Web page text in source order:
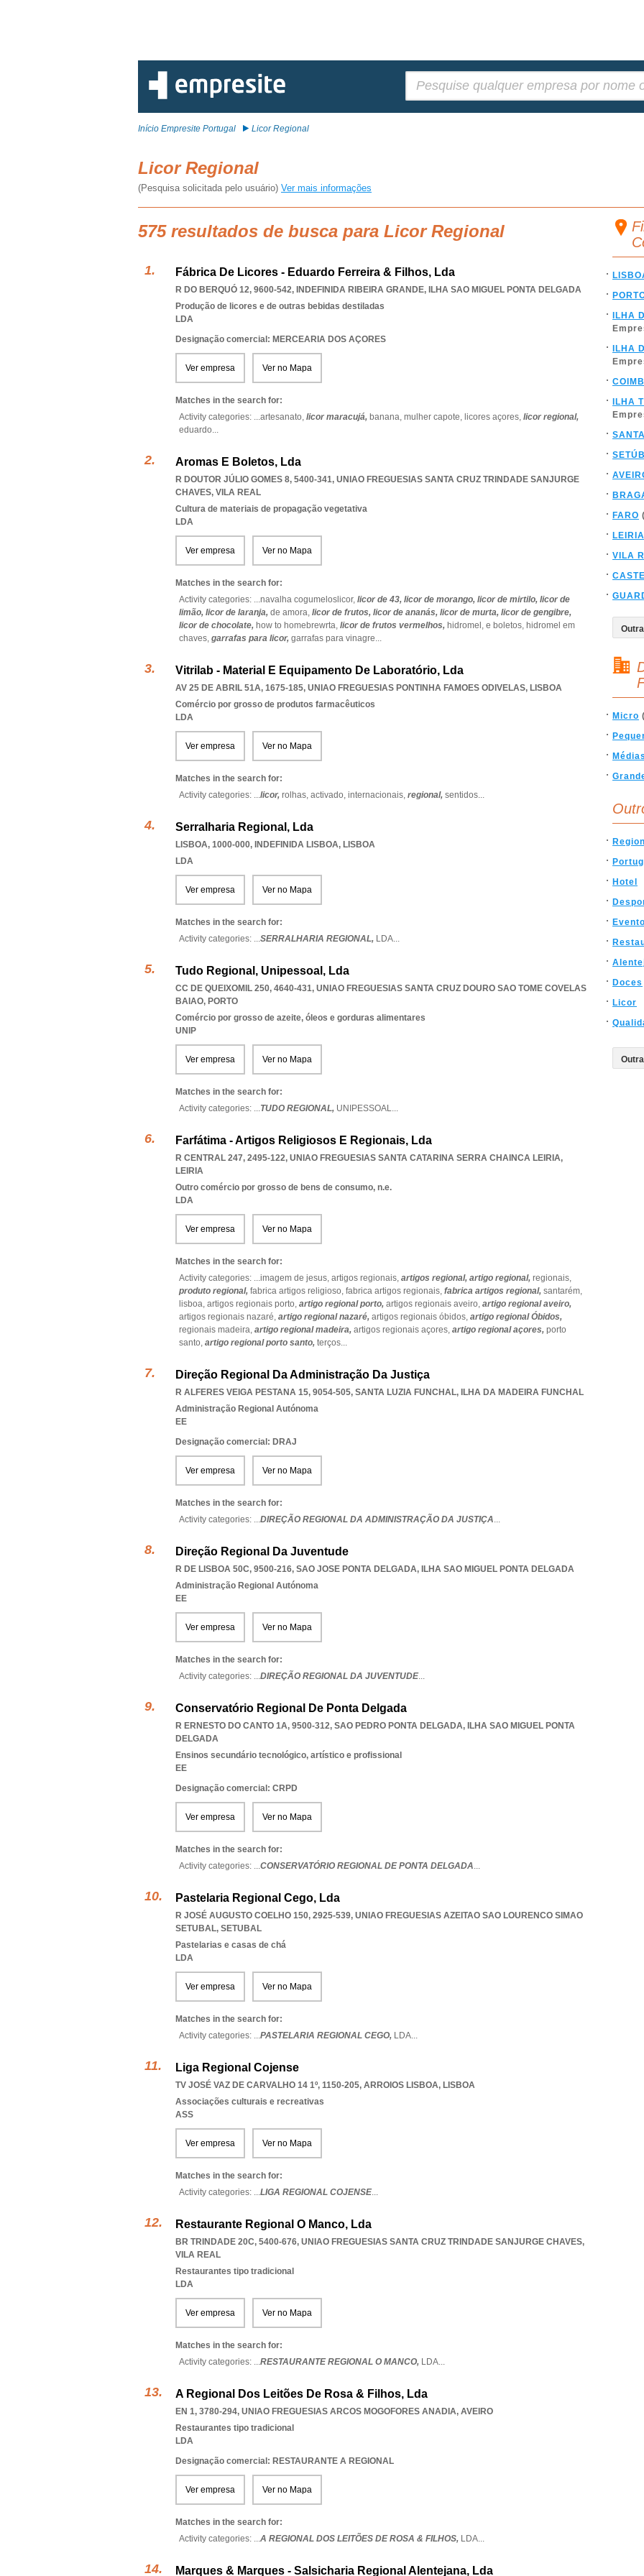
Início Empresite Portugal Licor Regional
Licor Regional
(Pesquisa solicitada pelo usuário) Ver mais informações
575 resultados de busca para Licor Regional
Fábrica De Licores - Eduardo Ferreira & Filhos, Lda
R DO BERQUÓ 12, 9600-542, INDEFINIDA RIBEIRA GRANDE, ILHA SAO MIGUEL PONTA DELGADA
Produção de licores e de outras bebidas destiladas
LDA
Designação comercial: MERCEARIA DOS AÇORES
Ver empresa Ver no Mapa
Matches in the search for:
Activity categories: ...artesanato, licor maracujá, banana, mulher capote, licores açores, licor regional,
eduardo...
Aromas E Boletos, Lda
R DOUTOR JÚLIO GOMES 8, 5400-341, UNIAO FREGUESIAS SANTA CRUZ TRINDADE SANJURGE
CHAVES, VILA REAL
Cultura de materiais de propagação vegetativa
LDA
Ver empresa Ver no Mapa
Matches in the search for:
Activity categories: ...navalha cogumeloslicor, licor de 43, licor de morango, licor de mirtilo, licor de
limão, licor de laranja, de amora, licor de frutos, licor de ananás, licor de murta, licor de gengibre,
licor de chocolate, how to homebrewrta, licor de frutos vermelhos, hidromel, e boletos, hidromel em
chaves, garrafas para licor, garrafas para vinagre...
Vitrilab - Material E Equipamento De Laboratório, Lda
AV 25 DE ABRIL 51A, 1675-185, UNIAO FREGUESIAS PONTINHA FAMOES ODIVELAS, LISBOA
Comércio por grosso de produtos farmacêuticos
LDA
Ver empresa Ver no Mapa
Matches in the search for:
Activity categories: ...licor, rolhas, activado, internacionais, regional, sentidos...
Serralharia Regional, Lda
LISBOA, 1000-000, INDEFINIDA LISBOA, LISBOA
LDA
Ver empresa Ver no Mapa
Matches in the search for:
Activity categories: ...SERRALHARIA REGIONAL, LDA...
Tudo Regional, Unipessoal, Lda
CC DE QUEIXOMIL 250, 4640-431, UNIAO FREGUESIAS SANTA CRUZ DOURO SAO TOME COVELAS
BAIAO, PORTO
Comércio por grosso de azeite, óleos e gorduras alimentares
UNIP
Ver empresa Ver no Mapa
Matches in the search for:
Activity categories: ...TUDO REGIONAL, UNIPESSOAL...
Farfátima - Artigos Religiosos E Regionais, Lda
R CENTRAL 247, 2495-122, UNIAO FREGUESIAS SANTA CATARINA SERRA CHAINCA LEIRIA,
LEIRIA
Outro comércio por grosso de bens de consumo, n.e.
LDA
Ver empresa Ver no Mapa
Matches in the search for:
Activity categories: ...imagem de jesus, artigos regionais, artigos regional, artigo regional, regionais,
produto regional, fabrica artigos religioso, fabrica artigos regionais, fabrica artigos regional, santarém,
lisboa, artigos regionais porto, artigo regional porto, artigos regionais aveiro, artigo regional aveiro,
artigos regionais nazaré, artigo regional nazaré, artigos regionais óbidos, artigo regional Óbidos,
regionais madeira, artigo regional madeira, artigos regionais açores, artigo regional açores, porto
santo, artigo regional porto santo, terços...
Direção Regional Da Administração Da Justiça
R ALFERES VEIGA PESTANA 15, 9054-505, SANTA LUZIA FUNCHAL, ILHA DA MADEIRA FUNCHAL
Administração Regional Autónoma
EE
Designação comercial: DRAJ
Ver empresa Ver no Mapa
Matches in the search for:
Activity categories: ...DIREÇÃO REGIONAL DA ADMINISTRAÇÃO DA JUSTIÇA...
Direção Regional Da Juventude
R DE LISBOA 50C, 9500-216, SAO JOSE PONTA DELGADA, ILHA SAO MIGUEL PONTA DELGADA
Administração Regional Autónoma
EE
Ver empresa Ver no Mapa
Matches in the search for:
Activity categories: ...DIREÇÃO REGIONAL DA JUVENTUDE...
Conservatório Regional De Ponta Delgada
R ERNESTO DO CANTO 1A, 9500-312, SAO PEDRO PONTA DELGADA, ILHA SAO MIGUEL PONTA
DELGADA
Ensinos secundário tecnológico, artístico e profissional
EE
Designação comercial: CRPD
Ver empresa Ver no Mapa
Matches in the search for:
Activity categories: ...CONSERVATÓRIO REGIONAL DE PONTA DELGADA...
Pastelaria Regional Cego, Lda
R JOSÉ AUGUSTO COELHO 150, 2925-539, UNIAO FREGUESIAS AZEITAO SAO LOURENCO SIMAO
SETUBAL, SETUBAL
Pastelarias e casas de chá
LDA
Ver empresa Ver no Mapa
Matches in the search for:
Activity categories: ...PASTELARIA REGIONAL CEGO, LDA...
Liga Regional Cojense
TV JOSÉ VAZ DE CARVALHO 14 1º, 1150-205, ARROIOS LISBOA, LISBOA
Associações culturais e recreativas
ASS
Ver empresa Ver no Mapa
Matches in the search for:
Activity categories: ...LIGA REGIONAL COJENSE...
Restaurante Regional O Manco, Lda
BR TRINDADE 20C, 5400-676, UNIAO FREGUESIAS SANTA CRUZ TRINDADE SANJURGE CHAVES,
VILA REAL
Restaurantes tipo tradicional
LDA
Ver empresa Ver no Mapa
Matches in the search for:
Activity categories: ...RESTAURANTE REGIONAL O MANCO, LDA...
A Regional Dos Leitões De Rosa & Filhos, Lda
EN 1, 3780-294, UNIAO FREGUESIAS ARCOS MOGOFORES ANADIA, AVEIRO
Restaurantes tipo tradicional
LDA
Designação comercial: RESTAURANTE A REGIONAL
Ver empresa Ver no Mapa
Matches in the search for:
Activity categories: ...A REGIONAL DOS LEITÕES DE ROSA & FILHOS, LDA...
Marques & Marques - Salsicharia Regional Alentejana, Lda
ILHA
ILHA
ILHA
FARO
LEIRIA
VILA
Micro
Hotel
Doces
Licor